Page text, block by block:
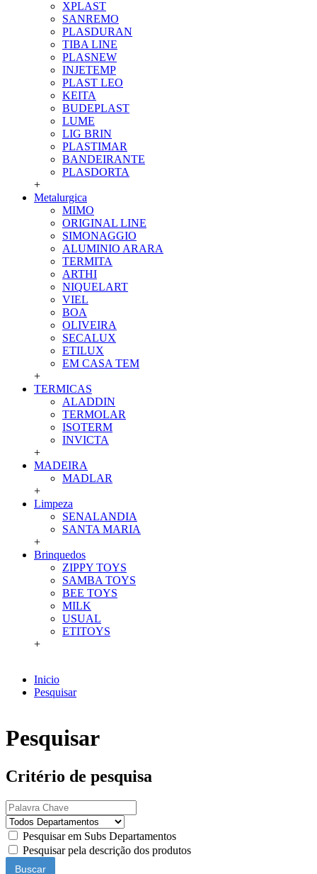
XPLAST
SANREMO
PLASDURAN
TIBA LINE
PLASNEW
INJETEMP
PLAST LEO
KEITA
BUDEPLAST
LUME
LIG BRIN
PLASTIMAR
BANDEIRANTE
PLASDORTA
+
Metalurgica
MIMO
ORIGINAL LINE
SIMONAGGIO
ALUMINIO ARARA
TERMITA
ARTHI
NIQUELART
VIEL
BOA
OLIVEIRA
SECALUX
ETILUX
EM CASA TEM
+
TERMICAS
ALADDIN
TERMOLAR
ISOTERM
INVICTA
+
MADEIRA
MADLAR
+
Limpeza
SENALANDIA
SANTA MARIA
+
Brinquedos
ZIPPY TOYS
SAMBA TOYS
BEE TOYS
MILK
USUAL
ETITOYS
+
Inicio
Pesquisar
Pesquisar
Critério de pesquisa
Pesquisar em Subs Departamentos
Pesquisar pela descrição dos produtos